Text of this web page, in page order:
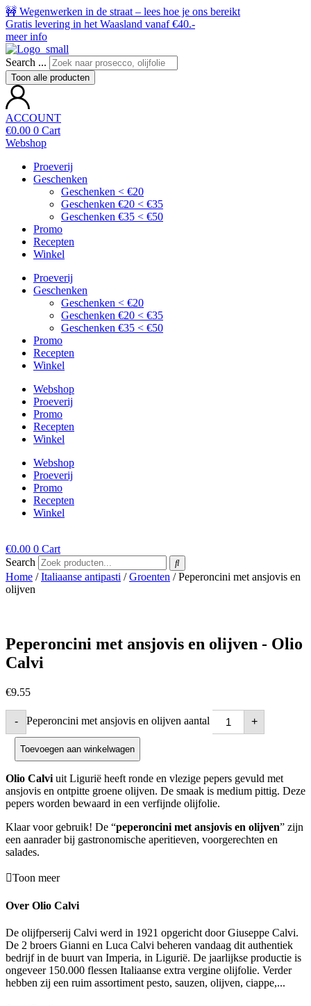
🚧 Wegenwerken in de straat – lees hoe je ons bereikt
Gratis levering in het Waasland vanaf €40.-
meer info
Search ...
Toon alle producten
ACCOUNT
€0.00 0 Cart
Webshop
Proeverij
Geschenken
Geschenken < €20
Geschenken €20 < €35
Geschenken €35 < €50
Promo
Recepten
Winkel
Proeverij
Geschenken
Geschenken < €20
Geschenken €20 < €35
Geschenken €35 < €50
Promo
Recepten
Winkel
Webshop
Proeverij
Promo
Recepten
Winkel
Webshop
Proeverij
Promo
Recepten
Winkel
€0.00 0 Cart
Search
Home /Italiaanse antipasti /Groenten / Peperoncini met ansjovis en
olijven
Peperoncini met ansjovis en olijven - Olio
Calvi
€9.55
- Peperoncini met ansjovis en olijven aantal +
Toevoegen aan winkelwagen
Olio Calvi uit Ligurië heeft ronde en vlezige pepers gevuld met
ansjovis en ontpitte groene olijven. De smaak is medium pittig. Deze
pepers worden bewaard in een verfijnde olijfolie.
Klaar voor gebruik! De “peperoncini met ansjovis en olijven” zijn
een aanrader bij gastronomische aperitieven, voorgerechten en
salades.
Toon meer
Over Olio Calvi
De olijfperserij Calvi werd in 1921 opgericht door Giuseppe Calvi.
De 2 broers Gianni en Luca Calvi beheren vandaag dit authentiek
bedrijf in de buurt van Imperia, in Ligurië. De jaarlijkse productie is
ongeveer 150.000 flessen Italiaanse extra vergine olijfolie. Verder
hebben zij een ruim assortiment pesto, sauzen, olijven, ciappe,...